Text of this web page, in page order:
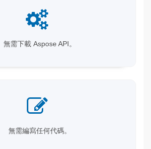
無需下載 Aspose API。
無需編寫任何代碼。